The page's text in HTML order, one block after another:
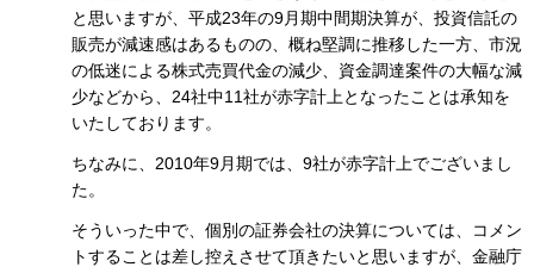
と思いますが、平成23年の9月期中間期決算が、投資信託の
販売が減速感はあるものの、概ね堅調に推移した一方、市況
の低迷による株式売買代金の減少、資金調達案件の大幅な減
少などから、24社中11社が赤字計上となったことは承知を
いたしております。
ちなみに、2010年9月期では、9社が赤字計上でございまし
た。
そういった中で、個別の証券会社の決算については、コメン
トすることは差し控えさせて頂きたいと思いますが、金融庁